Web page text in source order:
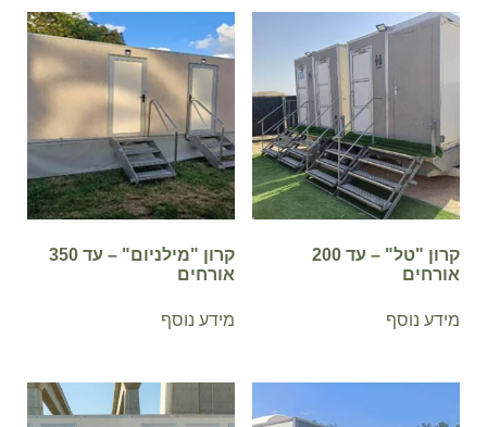
קרון "טל" – עד 200
אורחים
מידע נוסף
קרון "מילניום" – עד 350
אורחים
מידע נוסף